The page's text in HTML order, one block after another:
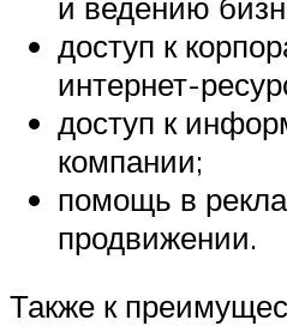
доступ к
интернет-
доступ к
компании;
помощь в
продвижении.
Также к